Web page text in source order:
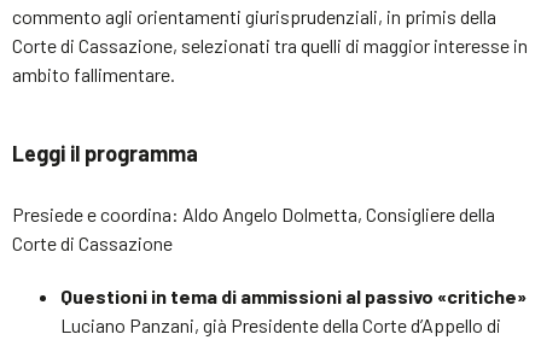
commento agli orientamenti giurisprudenziali, in primis della
Corte di Cassazione, selezionati tra quelli di maggior interesse in
ambito fallimentare.
Leggi il programma
Presiede e coordina: Aldo Angelo Dolmetta, Consigliere della
Corte di Cassazione
Questioni in tema di ammissioni al passivo «critiche»
Luciano Panzani, già Presidente della Corte d’Appello di